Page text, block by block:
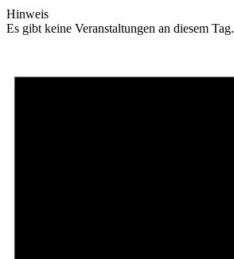
Hinweis
Es gibt keine Veranstaltungen an diesem Tag.